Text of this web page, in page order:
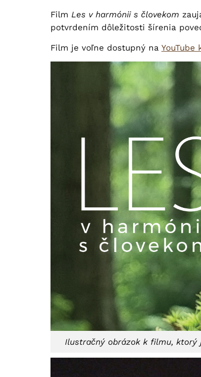
Film Les v harmónii s človekom
potvrdením dôležitosti šírenia
Film je voľne dostupný na
Ilustračný obrázok k filmu, ktorý